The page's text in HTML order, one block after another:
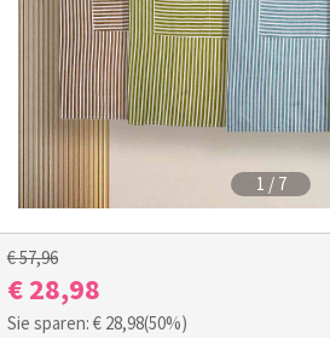
1 / 7
€ 57,96
€ 28,98
Sie sparen: € 28,98(50%)